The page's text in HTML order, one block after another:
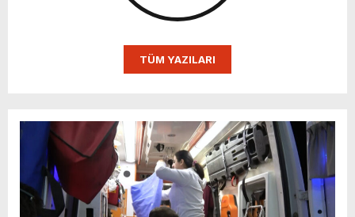
TÜM YAZILARI